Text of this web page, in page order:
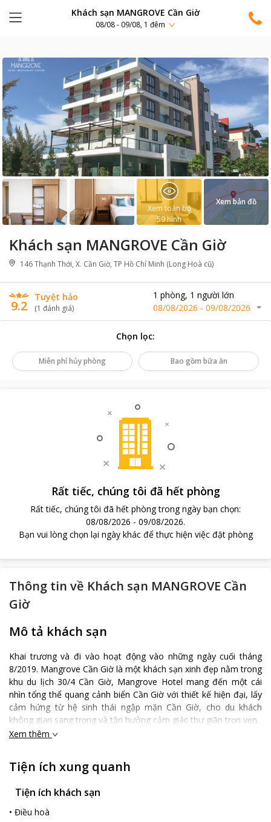
Khách sạn MANGROVE Cần Giờ
08/08 - 09/08, 1 đêm
Khách sạn MANGROVE Cần Giờ
146 Thạnh Thới, X. Cần Giờ, TP Hồ Chí Minh (Long Hoà cũ)
9.2
Tuyệt hảo
(1 đánh giá)
1 phòng, 1 người lớn
08/08/2026 - 09/08/2026
Xem toàn bộ
59 hình
Xem bản đồ
Chọn lọc:
Miễn phí hủy phòng Bao gồm bữa ăn
Rất tiếc, chúng tôi đã hết phòng
Rất tiếc, chúng tôi đã hết phòng trong ngày bạn chọn:
08/08/2026 - 09/08/2026.
Bạn vui lòng chọn lại ngày khác để thực hiện việc đặt phòng
Thông tin về Khách sạn MANGROVE Cần
Giờ
Mô tả khách sạn
Khai trương và đi vào hoạt động vào những ngày cuối tháng
8/2019. Mangrove Cần Giờ là một khách sạn xinh đẹp nằm trong
khu du lịch 30/4 Cần Giờ, Mangrove Hotel mang đến một cái
nhìn tổng thể quang cảnh biển Cần Giờ với thiết kế hiện đại, lấy
cảm hứng từ hệ sinh thái ngập mặn Cần Giờ, cho du khách
không gian sang trọng và tận hưởng cảm giác thư giãn trọn vẹn.
Với tổ hợp 33 phòng nghỉ - phòng deluxe, khách sạn sở hữu 3
cách thành phố Hồ Chí Minh hai giờ lái xe, vài phút đi từ khách
sạn sẽ đến biển 30/4 và Chợ hải sản Hàng Dương, đây là địa
điểm lý tưởng để thư giãn.
một trong những khách sạn nằm cách Chùa bà Thiên Hậu chưa
Xem thêm
Tiện ích xung quanh
Tiện ích khách sạn
• Điều hoà